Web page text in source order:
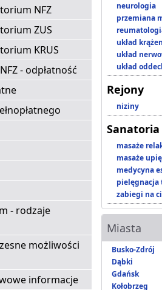
NFZ
ZUS
KRUS
- odpłatność
- rodzaje
możliwości
informacje
neurologia
przemiana
układ
układ
układ
Rejony
niziny
Sanatoria
masaże
masaże
medycyna
pielęgnacja
zabiegi na
Miasta
Busko-Zdrój
Dąbki
Gdańsk
Kołobrzeg